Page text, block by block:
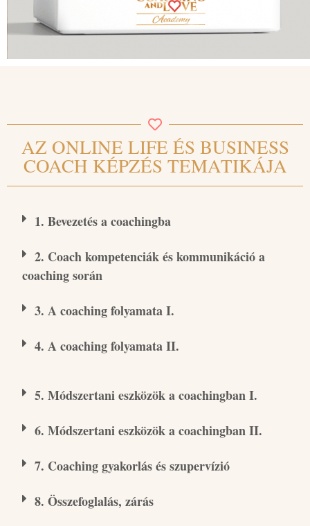
AZ ONLINE LIFE ÉS BUSINESS
COACH KÉPZÉS TEMATIKÁJA
1. Bevezetés a coachingba
2. Coach kompetenciák és kommunikáció a
coaching során
3. A coaching folyamata I.
4. A coaching folyamata II.
5. Módszertani eszközök a coachingban I.
6. Módszertani eszközök a coachingban II.
7. Coaching gyakorlás és szupervízió
8. Összefoglalás, zárás